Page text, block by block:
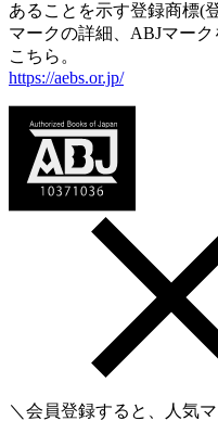
あることを示す登録商標(
マークの詳細、ABJマー
こちら。
https://aebs.or.jp/
＼会員登録すると、人気